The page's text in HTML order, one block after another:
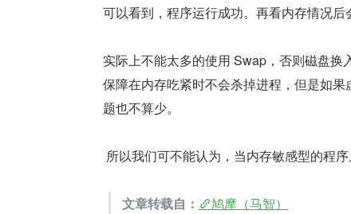
可以看到，程序运行成功。再看内存情况后
实际上不能太多的使用 Swap，否则磁盘
保障在内存吃紧时不会杀掉进程，但是如
题也不算少。
所以我们可不能认为，当内存敏感型的程
文章转载自：
鸠摩（马智）